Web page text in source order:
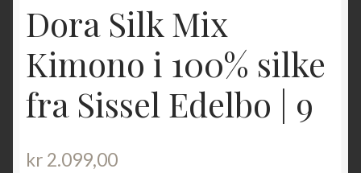
Dora Silk Mix
Kimono i 100% silke
fra Sissel Edelbo | 9
kr 2.099,00